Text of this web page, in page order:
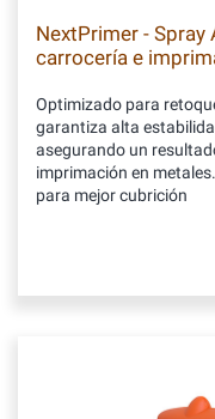
NextPrimer - Spray
carrocería e
Optimizado para
garantiza alta
asegurando un
imprimación en
para mejor cubrición